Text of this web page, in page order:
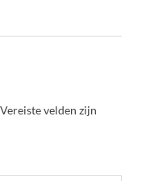
Vereiste velden zijn